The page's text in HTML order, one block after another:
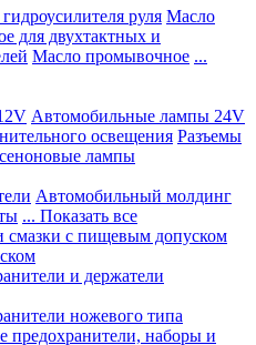
руля Масло
для двухтактных и
Масло промывочное ...
Автомобильные лампы 24V
освещения Разъемы
лампы
Автомобильный молдинг
... Показать все
смазки с пищевым допуском
и держатели
ножевого типа
предохранители, наборы и